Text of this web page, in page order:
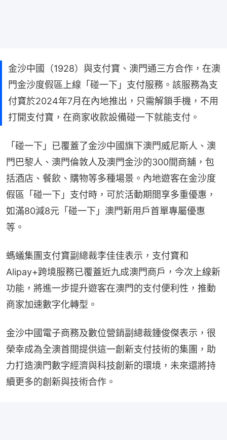
金沙中國（1928）與支付寶、澳門通三方合作，在澳
門金沙度假區上線「碰一下」支付服務。該服務為支
付寶於2024年7月在內地推出，只需解鎖手機，不用
打開支付寶，在商家收款設備碰一下就能支付。
「碰一下」已覆蓋了金沙中國旗下澳門威尼斯人、澳
門巴黎人、澳門倫敦人及澳門金沙的300間商舖，包
括酒店、餐飲、購物等多種場景。內地遊客在金沙度
假區「碰一下」支付時，可於活動期間享多重優惠，
如滿80減8元「碰一下」澳門新用戶首單專屬優惠
等。
螞蟻集團支付寶副總裁李佳佳表示，支付寶和
Alipay+跨境服務已覆蓋近九成澳門商戶，今次上線新
功能，將進一步提升遊客在澳門的支付便利性，推動
商家加速數字化轉型。
金沙中國電子商務及數位營銷副總裁鍾俊傑表示，很
榮幸成為全澳首間提供這一創新支付技術的集團，助
力打造澳門數字經濟與科技創新的環境，未來還將持
續更多的創新與技術合作。